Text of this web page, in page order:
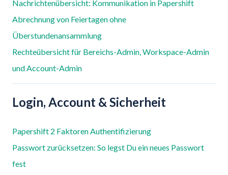
Nachrichtenübersicht: Kommunikation in Papershift
Abrechnung von Feiertagen ohne
Überstundenansammlung
Rechteübersicht für Bereichs-Admin, Workspace-Admin
und Account-Admin
Login, Account & Sicherheit
Papershift 2 Faktoren Authentifizierung
Passwort zurücksetzen: So legst Du ein neues Passwort
fest